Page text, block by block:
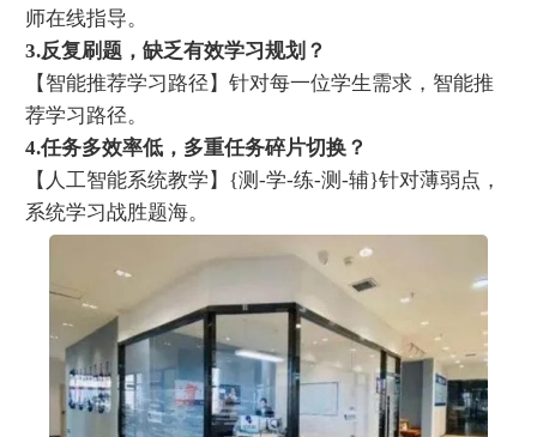
师在线指导。
3.反复刷题，缺乏有效学习规划？
【智能推荐学习路径】针对每一位学生需求，智能推
荐学习路径。
4.任务多效率低，多重任务碎片切换？
【人工智能系统教学】{测-学-练-测-辅}针对薄弱点，
系统学习战胜题海。